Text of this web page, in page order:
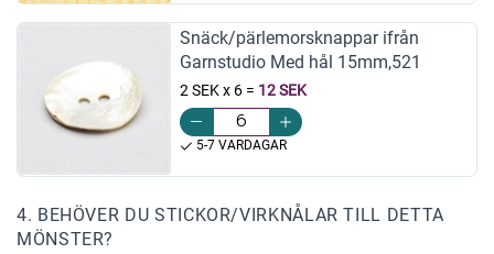
Snäck/pärlemorsknappar ifrån
Garnstudio Med hål 15mm,521
2 SEK x 6= 12 SEK
5-7 VARDAGAR
4. BEHÖVER DU STICKOR/VIRKNÅLAR TILL DETTA
MÖNSTER?